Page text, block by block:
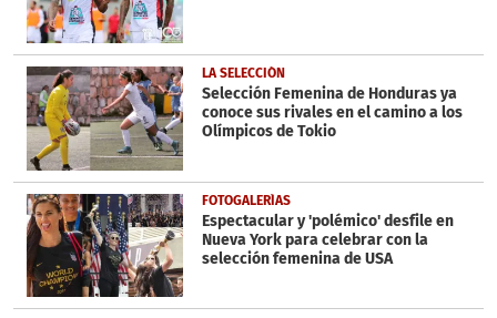
LA SELECCIÓN
Selección Femenina de Honduras ya
conoce sus rivales en el camino a los
Olímpicos de Tokio
FOTOGALERÍAS
Espectacular y 'polémico' desfile en
Nueva York para celebrar con la
selección femenina de USA